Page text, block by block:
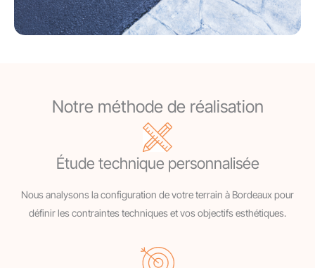
Notre méthode de réalisation
Étude technique personnalisée
Nous analysons la configuration de votre terrain à Bordeaux pour
définir les contraintes techniques et vos objectifs esthétiques.